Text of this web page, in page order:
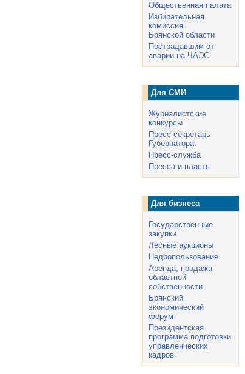
Общественная палата
Избирательная
комиссия
Брянской области
Пострадавшим от
аварии на ЧАЭС
Для СМИ
Журналистские
конкурсы
Пресс-секретарь
Губернатора
Пресс-служба
Пресса и власть
Для бизнеса
Государственные
закупки
Лесные аукционы
Недропользование
Аренда, продажа
областной
собственности
Брянский
экономический
форум
Президентская
программа подготовки
управленческих
кадров